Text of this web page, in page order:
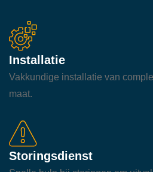
Installatie
Vakkundige installatie van
maat.
Storingsdienst